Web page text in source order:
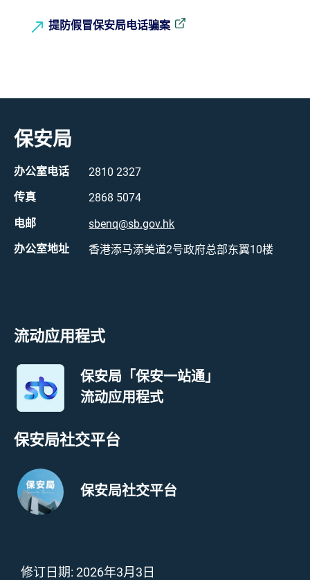
提防假冒保安局电话骗案
保安局
办公室电话 2810 2327
传真 2868 5074
电邮 sbenq@sb.gov.hk
办公室地址 香港添马添美道2号政府总部东翼10楼
流动应用程式
保安局「保安一站通」
流动应用程式
保安局社交平台
保安局社交平台
修订日期:2026年3月3日